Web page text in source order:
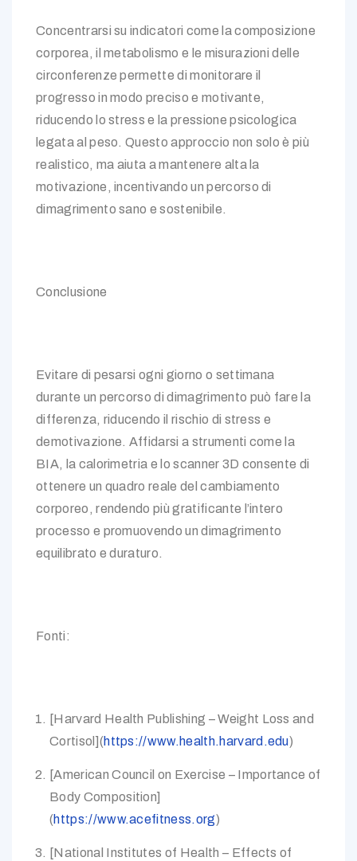
Concentrarsi su indicatori come la composizione
corporea, il metabolismo e le misurazioni delle
circonferenze permette di monitorare il
progresso in modo preciso e motivante,
riducendo lo stress e la pressione psicologica
legata al peso. Questo approccio non solo è più
realistico, ma aiuta a mantenere alta la
motivazione, incentivando un percorso di
dimagrimento sano e sostenibile.
Conclusione
Evitare di pesarsi ogni giorno o settimana
durante un percorso di dimagrimento può fare la
differenza, riducendo il rischio di stress e
demotivazione. Affidarsi a strumenti come la
BIA, la calorimetria e lo scanner 3D consente di
ottenere un quadro reale del cambiamento
corporeo, rendendo più gratificante l’intero
processo e promuovendo un dimagrimento
equilibrato e duraturo.
Fonti:
[Harvard Health Publishing – Weight Loss and
Cortisol](https://www.health.harvard.edu)
[American Council on Exercise – Importance of
Body Composition]
(https://www.acefitness.org)
[National Institutes of Health – Effects of